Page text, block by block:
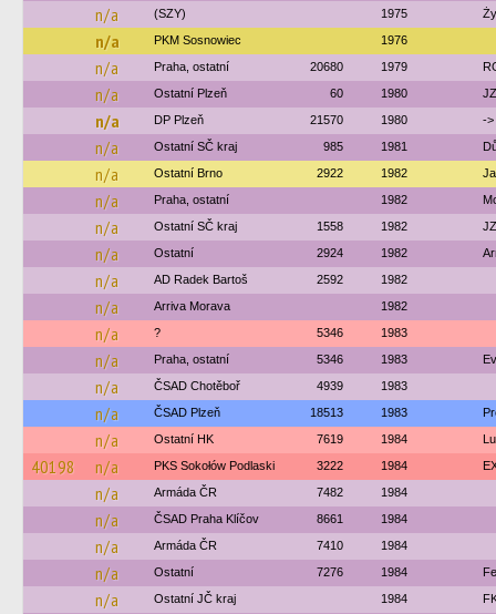
n/a (SZY) 1975
n/a PKM Sosnowiec 1976
n/a Praha, ostatní 20680 1979
n/a Ostatní Plzeň 60 1980
n/a DP Plzeň 21570 1980 ->
n/a Ostatní SČ kraj 985 1981
n/a Ostatní Brno 2922 1982
n/a Praha, ostatní 1982
n/a Ostatní SČ kraj 1558 1982
n/a Ostatní 2924 1982
n/a AD Radek Bartoš 2592 1982
n/a Arriva Morava 1982
n/a ? 5346 1983
n/a Praha, ostatní 5346 1983
n/a ČSAD Chotěboř 4939 1983
n/a ČSAD Plzeň 18513 1983
n/a Ostatní HK 7619 1984
40198 n/a PKS Sokołów Podlaski 3222 1984
n/a Armáda ČR 7482 1984
n/a ČSAD Praha Klíčov 8661 1984
n/a Armáda ČR 7410 1984
n/a Ostatní 7276 1984
n/a Ostatní JČ kraj 1984